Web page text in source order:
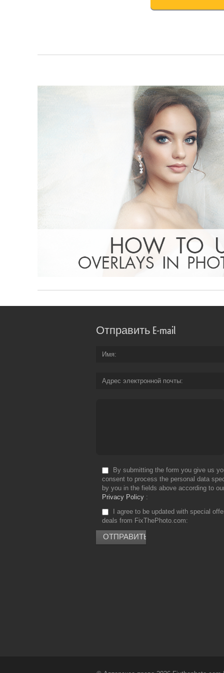
Отправить E-mail
Имя
Адрес электронной почты
By submitting the form you give us
consent to process the personal data
by you in the fields above according to
Privacy Policy
I agree to be updated with special
deals from FixThePhoto.com